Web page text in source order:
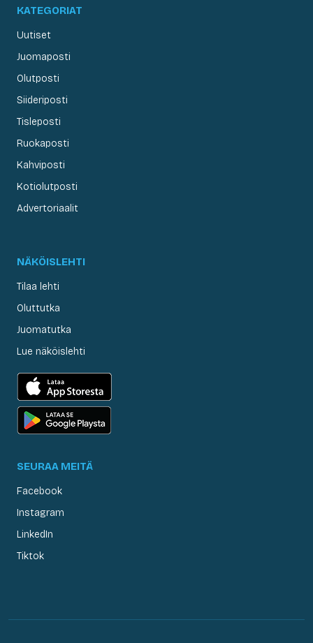
KATEGORIAT
Uutiset
Juomaposti
Olutposti
Siideriposti
Tisleposti
Ruokaposti
Kahviposti
Kotiolutposti
Advertoriaalit
NÄKÖISLEHTI
Tilaa lehti
Oluttutka
Juomatutka
Lue näköislehti
SEURAA MEITÄ
Facebook
Instagram
LinkedIn
Tiktok